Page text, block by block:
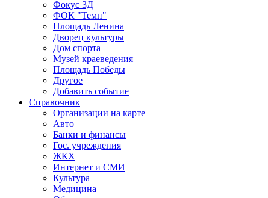
Фокус 3Д
ФОК "Темп"
Площадь Ленина
Дворец культуры
Дом спорта
Музей краеведения
Площадь Победы
Другое
Добавить событие
Справочник
Организации на карте
Авто
Банки и финансы
Гос. учреждения
ЖКХ
Интернет и СМИ
Культура
Медицина